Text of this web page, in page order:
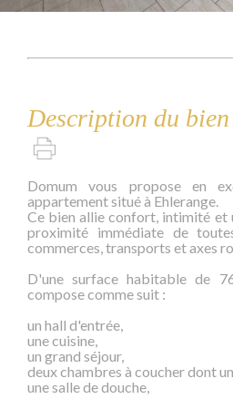
Description du bien
Domum vous propose en
appartement situé à Ehlerange.
Ce bien allie confort, intimité et
proximité immédiate de
commerces, transports et axes
D'une surface habitable de
compose comme suit :
un hall d'entrée,
une cuisine,
un grand séjour,
deux chambres à coucher dont
une salle de douche,